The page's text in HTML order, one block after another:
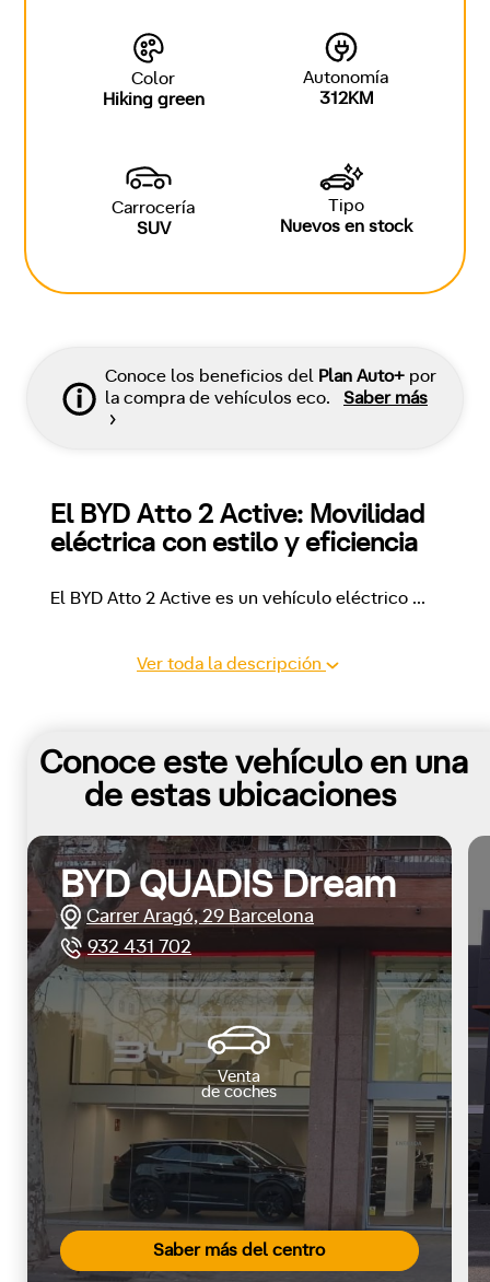
Color
Hiking green
Autonomía
312KM
Carrocería
SUV
Tipo
Nuevos en stock
Conoce los beneficios del Plan Auto+ por
la compra de vehículos eco.
Saber más
El BYD Atto 2 Active: Movilidad
eléctrica con estilo y eficiencia
El BYD Atto 2 Active es un vehículo eléctrico ...
Ver toda la descripción
Conoce este vehículo en una
de estas ubicaciones
Saber más del centro
BYD QUADIS Dream
Carrer Aragó, 29 Barcelona
932 431 702
Venta
de coches